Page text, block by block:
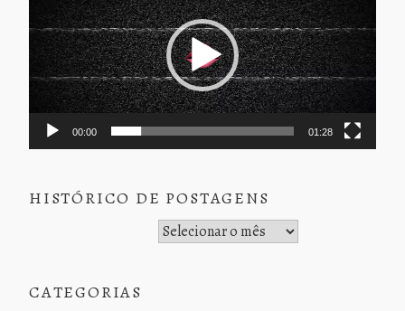
vídeo
00:00 01:28
HISTÓRICO DE POSTAGENS
CATEGORIAS